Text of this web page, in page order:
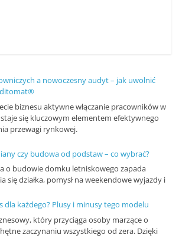
k
o
l
n
i
,
a
r
a nowoczesny audyt – jak uwolnić
biznesu aktywne włączanie pracowników w
się kluczowym elementem efektywnego
przewagi rynkowej.
czy budowa od podstaw – co wybrać?
o budowie domku letniskowego zapada
się działka, pomysł na weekendowe wyjazdy i
dla każdego? Plusy i minusy tego modelu
który przyciąga osoby marzące o
zaczynaniu wszystkiego od zera. Dzięki